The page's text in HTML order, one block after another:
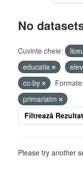
No
Cuvinte cheie:
educatie
cc-by
Formate:
primariatm
Filtrează
Please try another